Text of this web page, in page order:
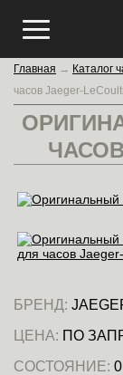
Главная → Каталог
часов Jaeger-
ЧАСОВ
БРЕНД:
ЦЕНА: ПО
СОСТОЯНИЕ: